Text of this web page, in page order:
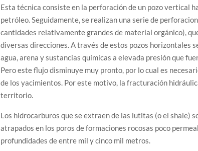
Esta técnica consiste en la perforación de un pozo vertical
petróleo. Seguidamente, se realizan una serie de
cantidades relativamente grandes de material orgánico),
diversas direcciones. A través de estos pozos horizontales
agua, arena y sustancias químicas a elevada presión que
Pero este flujo disminuye muy pronto, por lo cual es
de los yacimientos. Por este motivo, la fracturación
territorio.
Los hidrocarburos que se extraen de las lutitas (o el shale)
atrapados en los poros de formaciones rocosas poco
profundidades de entre mil y cinco mil metros.